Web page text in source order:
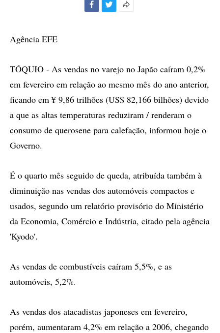
Agência EFE
TÓQUIO - As vendas no varejo no Japão caíram 0,2%
em fevereiro em relação ao mesmo mês do ano anterior,
ficando em ¥ 9,86 trilhões (US$ 82,166 bilhões) devido
a que as altas temperaturas reduziram / renderam o
consumo de querosene para calefação, informou hoje o
Governo.
É o quarto mês seguido de queda, atribuída também à
diminuição nas vendas dos automóveis compactos e
usados, segundo um relatório provisório do Ministério
da Economia, Comércio e Indústria, citado pela agência
'Kyodo'.
As vendas de combustíveis caíram 5,5%, e as
automóveis, 5,2%.
As vendas dos atacadistas japoneses em fevereiro,
porém, aumentaram 4,2% em relação a 2006, chegando